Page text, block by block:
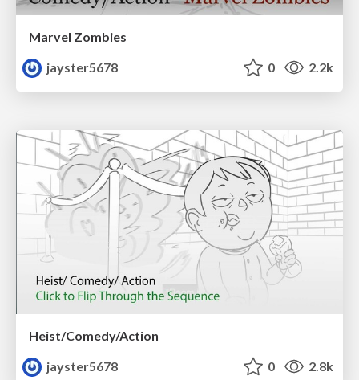
Marvel Zombies
jayster5678
0 2.2k
Heist/Comedy/Action
jayster5678
0 2.8k